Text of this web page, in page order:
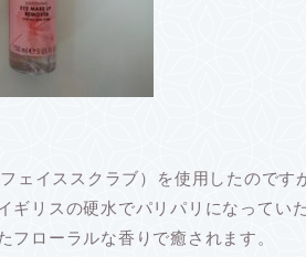
ェイススクラブ）を使用したのです
ギリスの硬水でパリパリになってい
フローラルな香りで癒されます。